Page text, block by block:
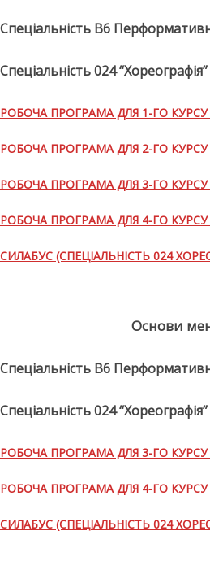
Спеціальність В6
Спеціальність 024 “Хореографія”
РОБОЧА ПРОГРАМА ДЛЯ 1-ГО КУРСУ
РОБОЧА ПРОГРАМА ДЛЯ 2-ГО КУРСУ
РОБОЧА ПРОГРАМА ДЛЯ 3-ГО КУРСУ
РОБОЧА ПРОГРАМА ДЛЯ 4-ГО КУРСУ
СИЛАБУС (СПЕЦІАЛЬНІСТЬ 024
Основи
Спеціальність В6
Спеціальність 024 “Хореографія”
РОБОЧА ПРОГРАМА ДЛЯ 3-ГО КУРСУ
РОБОЧА ПРОГРАМА ДЛЯ 4-ГО КУРСУ
СИЛАБУС (СПЕЦІАЛЬНІСТЬ 024